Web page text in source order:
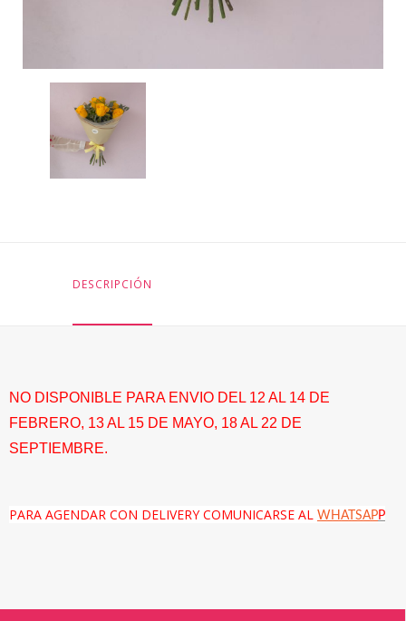
DESCRIPCIÓN
NO DISPONIBLE PARA ENVIO DEL 12 AL 14 DE
FEBRERO, 13 AL 15 DE MAYO, 18 AL 22 DE
SEPTIEMBRE.
PARA AGENDAR CON DELIVERY COMUNICARSE AL WHATSAPP